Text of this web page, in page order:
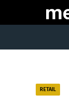
RETAIL